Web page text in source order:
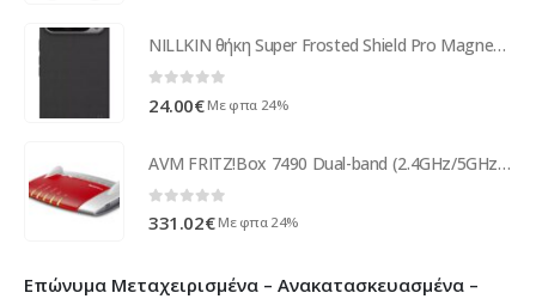
NILLKIN θήκη Super Frosted Shield Pro Magnetic για Google Pixel 9/9 Pro, μαύρη
24.00€ Με φπα 24%
AVM FRITZ!Box 7490 Dual-band (2.4GHz/5GHz) Gigabit Ethernet 3G Router
0 out of 5
331.02€ Με φπα 24%
Επώνυμα Μεταχειρισμένα – Ανακατασκευασμένα –